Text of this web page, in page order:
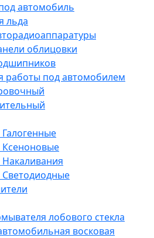
автомобиль
льда
облицовки
работы под автомобилем
лобового стекла
восковая